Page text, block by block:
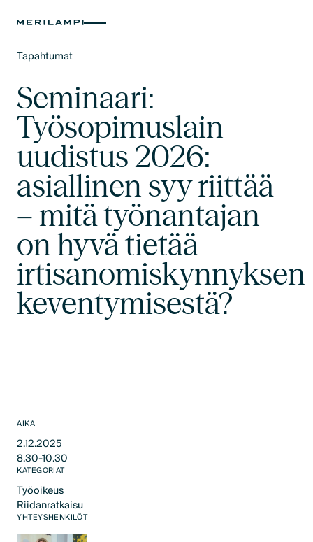
Tapahtumat
Seminaari:
Työsopimuslain
uudistus 2026:
asiallinen syy riittää
– mitä työnantajan
on hyvä tietää
irtisanomiskynnyksen
keventymisestä?
AIKA
2.12.2025
8.30-10.30
KATEGORIAT
Työoikeus
Työoikeus
Riidanratkaisu
Riidanratkaisu
YHTEYSHENKILÖT